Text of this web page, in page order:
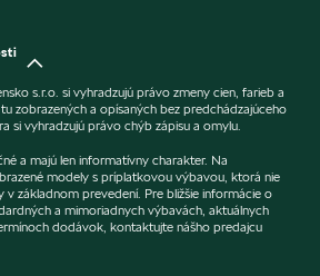
s.r.o. si vyhradzujú právo zmeny cien, farieb a
zobrazených a opísaných bez predchádzajúceho
si vyhradzujú právo chýb zápisu a omylu.
a majú len informatívny charakter. Na
modely s príplatkovou výbavou, ktorá nie
základnom prevedení. Pre bližšie informácie o
a mimoriadnych výbavách, aktuálnych
dodávok, kontaktujte nášho predajcu